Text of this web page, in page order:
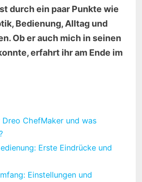
durch ein paar Punkte wie
Bedienung, Alltag und
Ob er auch mich in seinen
erfahrt ihr am Ende im
Dreo ChefMaker und was
Erste Eindrücke und
Einstellungen und